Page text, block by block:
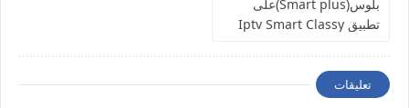
بلوس(Smart plus)على
تطبيق Iptv Smart Classy
تعليقات